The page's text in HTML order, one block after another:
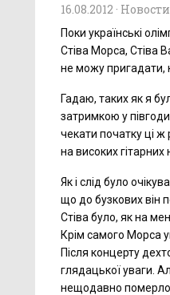
16.08.2012 · Новости
Поки українські
Стіва Морса, Стіва
не можу пригадати,
Гадаю, таких як я
затримкою у
чекати початку ці ж
на високих гітарних
Як і слід було
що до бузкових він
Стіва було, як на
Крім самого Морса
Після концерту
глядацької уваги.
нещодавно